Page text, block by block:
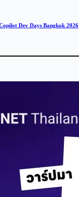
Dev Days Bangkok 2026